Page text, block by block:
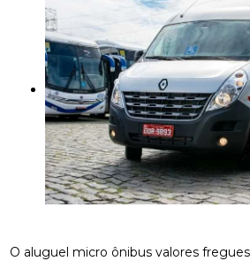
O aluguel micro ônibus valores